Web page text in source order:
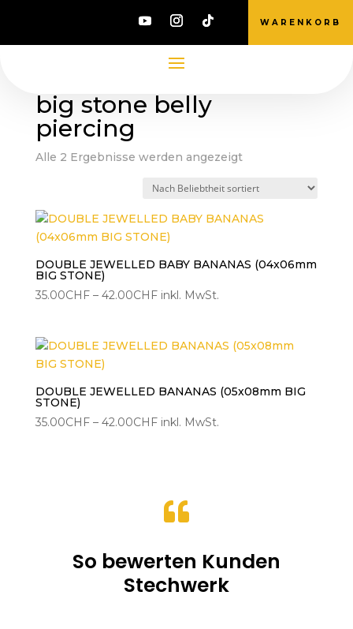
WARENKORB
/ Produkte verschlagwortet mit „big stone
big stone belly
piercing
Alle 2 Ergebnisse werden angezeigtNach
sortiert
DOUBLE JEWELLED BABY BANANAS (04x06mm
BIG STONE)
35.00CHF – 42.00CHFPreisspanne:
42.00CHF
inkl. MwSt.
DOUBLE JEWELLED BANANAS (05x08mm BIG
STONE)
35.00CHF – 42.00CHFPreisspanne:
inkl. MwSt.

So bewerten Kunden
Stechwerk